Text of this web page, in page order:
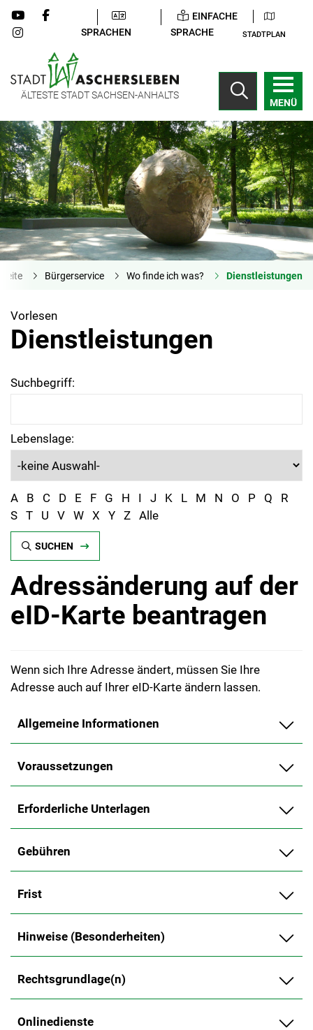
SPRACHEN
EINFACHE
SPRACHE
STADTPLAN
ÄLTESTE STADT SACHSEN-ANHALTS
MENÜ
Bürgerservice Wo finde ich was? Dienstleistungen
Vorlesen
Dienstleistungen
Suchbegriff:
Lebenslage:
A B C D E F G H I J K L M N O P Q
R
S T U V W X Y Z Alle
SUCHEN
Adressänderung auf der
eID-Karte beantragen
Wenn sich Ihre Adresse ändert, müssen Sie Ihre
Adresse auch auf Ihrer eID-Karte ändern lassen.
Allgemeine Informationen
Voraussetzungen
Erforderliche Unterlagen
Gebühren
Frist
Hinweise (Besonderheiten)
Rechtsgrundlage(n)
Onlinedienste